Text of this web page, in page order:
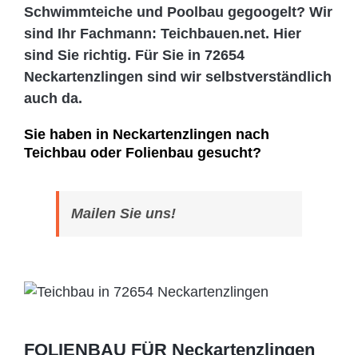
Schwimmteiche und Poolbau gegoogelt? Wir
sind Ihr Fachmann: Teichbauen.net. Hier
sind Sie richtig. Für Sie in 72654
Neckartenzlingen sind wir selbstverständlich
auch da.
Sie haben in Neckartenzlingen nach
Teichbau oder Folienbau gesucht?
Mailen Sie uns!
FOLIENBAU FÜR Neckartenzlingen